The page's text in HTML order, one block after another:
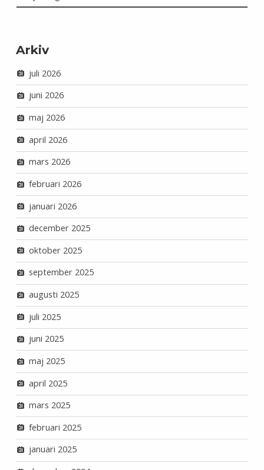
Arkiv
juli 2026
juni 2026
maj 2026
april 2026
mars 2026
februari 2026
januari 2026
december 2025
oktober 2025
september 2025
augusti 2025
juli 2025
juni 2025
maj 2025
april 2025
mars 2025
februari 2025
januari 2025